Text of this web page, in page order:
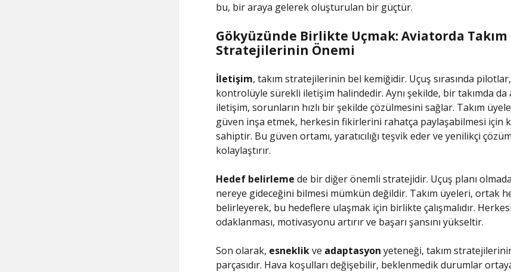
bu, bir araya gelerek oluşturulan bir güçtür.
Gökyüzünde Birlikte Uçmak: Aviatorda Takım
Stratejilerinin Önemi
İletişim, takım stratejilerinin bel kemiğidir. Uçuş sırasında
kontrolüyle sürekli iletişim halindedir. Aynı şekilde, bir takımda da
iletişim, sorunların hızlı bir şekilde çözülmesini sağlar. Takım
güven inşa etmek, herkesin fikirlerini rahatça paylaşabilmesi için
sahiptir. Bu güven ortamı, yaratıcılığı teşvik eder ve yenilikçi
kolaylaştırır.
Hedef belirleme de bir diğer önemli stratejidir. Uçuş planı
nereye gideceğini bilmesi mümkün değildir. Takım üyeleri, ortak
belirleyerek, bu hedeflere ulaşmak için birlikte çalışmalıdır.
odaklanması, motivasyonu artırır ve başarı şansını yükseltir.
Son olarak, esneklikve adaptasyon yeteneği, takım
parçasıdır. Hava koşulları değişebilir, beklenmedik durumlar